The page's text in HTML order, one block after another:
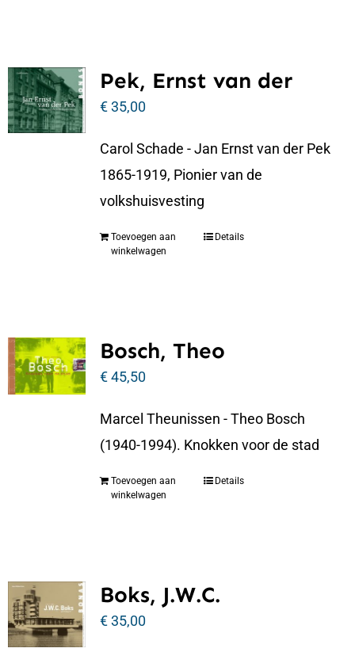
Pek, Ernst van der
€35,00
Carol Schade - Jan Ernst van der Pek
1865-1919, Pionier van de
volkshuisvesting
Toevoegen aan
winkelwagen
Details
Bosch, Theo
€45,50
Marcel Theunissen - Theo Bosch
(1940-1994). Knokken voor de stad
Toevoegen aan
winkelwagen
Details
Boks, J.W.C.
€35,00